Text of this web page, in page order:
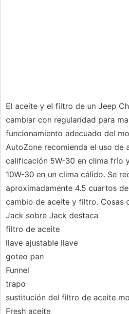
El aceite y el filtro de un Jeep
cambiar con regularidad para
funcionamiento adecuado del
AutoZone recomienda el uso de
calificación 5W-30 en clima frío
10W-30 en un clima cálido. Se
aproximadamente 4.5 cuartos
cambio de aceite y filtro. Cosas
Jack sobre Jack destaca
filtro de aceite
llave ajustable llave
goteo pan
Funnel
trapo
sustitución del filtro de aceite
Fresh aceite